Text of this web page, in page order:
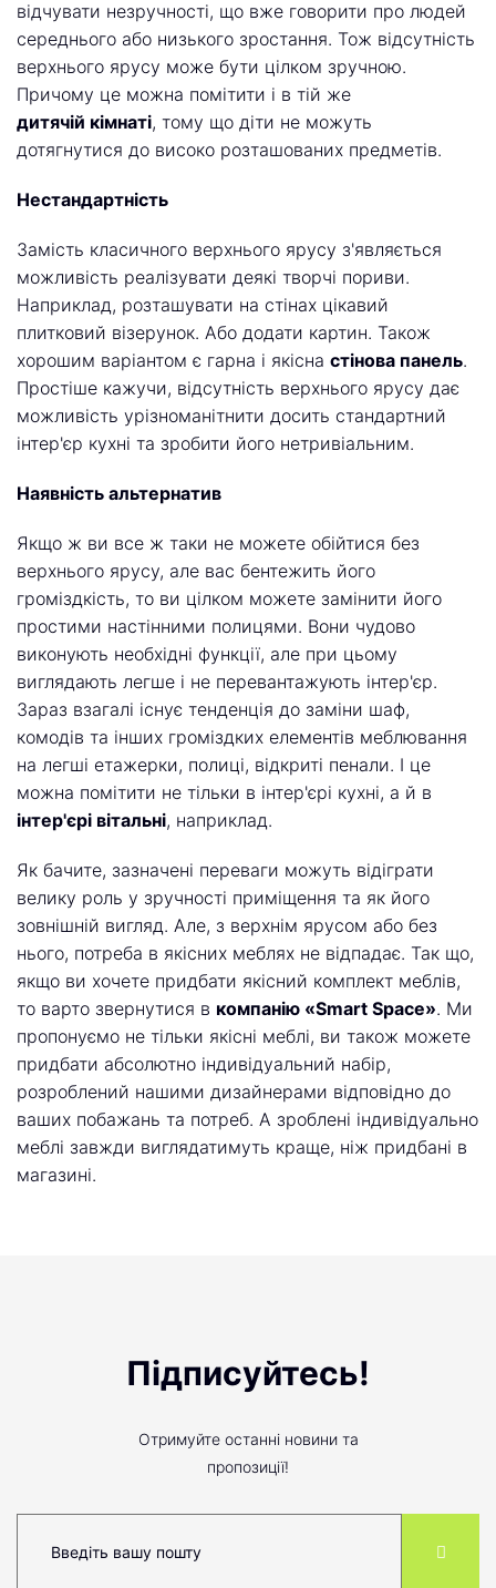
відчувати незручності, що вже говорити про людей
середнього або низького зростання. Тож відсутність
верхнього ярусу може бути цілком зручною.
Причому це можна помітити і в тій же
дитячій кімнаті, тому що діти не можуть
дотягнутися до високо розташованих предметів.
Нестандартність
Замість класичного верхнього ярусу з'являється
можливість реалізувати деякі творчі пориви.
Наприклад, розташувати на стінах цікавий
плитковий візерунок. Або додати картин. Також
хорошим варіантом є гарна і якісна стінова панель.
Простіше кажучи, відсутність верхнього ярусу дає
можливість урізноманітнити досить стандартний
інтер'єр кухні та зробити його нетривіальним.
Наявність альтернатив
Якщо ж ви все ж таки не можете обійтися без
верхнього ярусу, але вас бентежить його
громіздкість, то ви цілком можете замінити його
простими настінними полицями. Вони чудово
виконують необхідні функції, але при цьому
виглядають легше і не перевантажують інтер'єр.
Зараз взагалі існує тенденція до заміни шаф,
комодів та інших громіздких елементів меблювання
на легші етажерки, полиці, відкриті пенали. І це
можна помітити не тільки в інтер'єрі кухні, а й в
інтер'єрі вітальні, наприклад.
Як бачите, зазначені переваги можуть відіграти
велику роль у зручності приміщення та як його
зовнішній вигляд. Але, з верхнім ярусом або без
нього, потреба в якісних меблях не відпадає. Так що,
якщо ви хочете придбати якісний комплект меблів,
то варто звернутися в компанію «Smart Space». Ми
пропонуємо не тільки якісні меблі, ви також можете
придбати абсолютно індивідуальний набір,
розроблений нашими дизайнерами відповідно до
ваших побажань та потреб. А зроблені індивідуально
меблі завжди виглядатимуть краще, ніж придбані в
магазині.
Підписуйтесь!
Отримуйте останні новини та
пропозиції!